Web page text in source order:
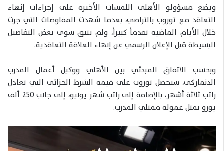
ويضع مسؤولو الأهلي اللمسات الأخيرة على إجراءات إنهاء
التعاقد مع توروب بالتراضي، بعدما شهدت المفاوضات التي جرت
خلال الأيام الماضية تقدماً كبيراً، ولم يتبق سوى بعض التفاصيل
البسيطة قبل الإعلان الرسمي عن إنهاء العلاقة التعاقدية.
وبحسب الاتفاق المبدئي بين الأهلي ووكيل أعمال المدرب
الدنماركي، سيحصل توروب على قيمة الشرط الجزائي التي تعادل
راتب ثلاثة أشهر، بالإضافة إلى راتب شهر يونيو، إلى جانب 250 ألف
يورو تمثل عمولة ممثلي المدرب.